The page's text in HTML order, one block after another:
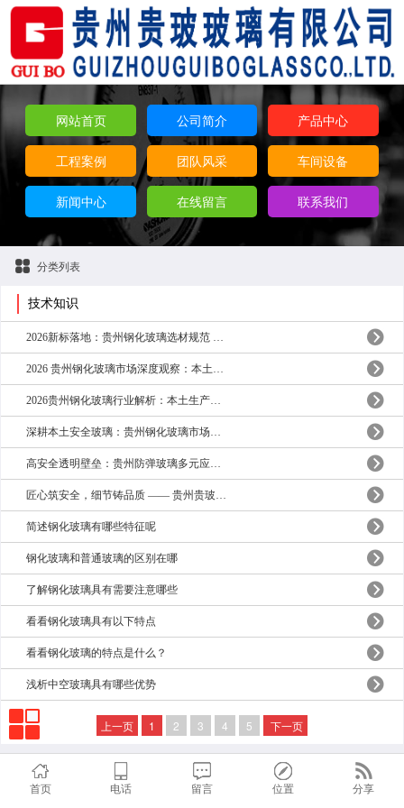
网站首页 公司简介 产品中心
工程案例 团队风采 车间设备
新闻中心 在线留言 联系我们
分类列表
技术知识
2026新标落地：贵州钢化玻璃选材规范 本土厂家适配山地建筑优势解析
2026 贵州钢化玻璃市场深度观察：本土制造优势与工程家装合规化选择
2026贵州钢化玻璃行业解析：本土生产优势与工程家装选材要点
深耕本土安全玻璃：贵州钢化玻璃市场趋势、场景化应用与贵玻玻璃品质深耕之路
高安全透明壁垒：贵州防弹玻璃多元应用与精细化安装技术规范，贵玻玻璃护航本土重点场景安防
匠心筑安全，细节铸品质 —— 贵州贵玻钢化玻璃安装全流程标准细节解析
简述钢化玻璃有哪些特征呢
钢化玻璃和普通玻璃的区别在哪
了解钢化玻璃具有需要注意哪些
看看钢化玻璃具有以下特点
看看钢化玻璃的特点是什么？
浅析中空玻璃具有哪些优势
上一页 1 2 3 4 5 下一页
首页 电话 留言 位置 分享